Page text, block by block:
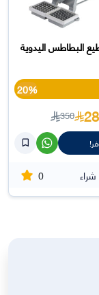
البطاطس اليدوية
20%
350
0